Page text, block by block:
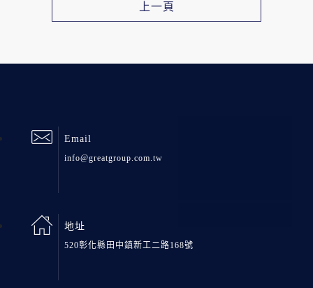
上一頁
Email
info@greatgroup.com.tw
地址
520彰化縣田中鎮新工二路168號